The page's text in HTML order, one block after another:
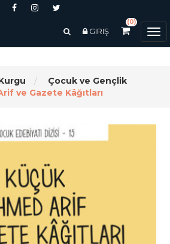
GIRIŞ
(0)
Çocuk ve Gençlik
ve Gazete Kâğıtları